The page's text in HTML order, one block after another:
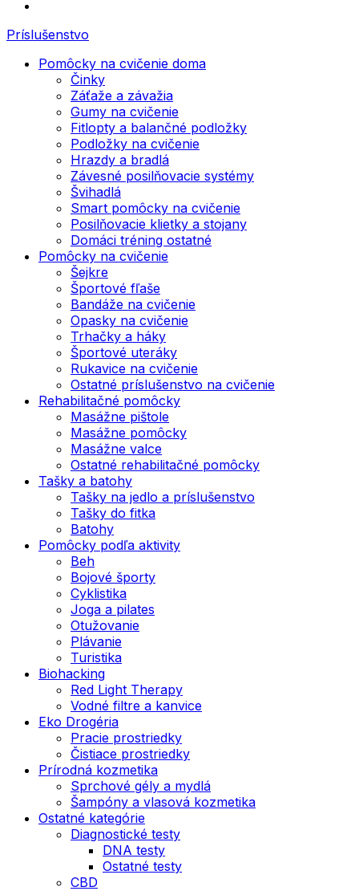
Príslušenstvo
Pomôcky na cvičenie doma
Činky
Záťaže a závažia
Gumy na cvičenie
Fitlopty a balančné podložky
Podložky na cvičenie
Hrazdy a bradlá
Závesné posilňovacie systémy
Švihadlá
Smart pomôcky na cvičenie
Posilňovacie klietky a stojany
Domáci tréning ostatné
Pomôcky na cvičenie
Šejkre
Športové fľaše
Bandáže na cvičenie
Opasky na cvičenie
Trhačky a háky
Športové uteráky
Rukavice na cvičenie
Ostatné príslušenstvo na cvičenie
Rehabilitačné pomôcky
Masážne pištole
Masážne pomôcky
Masážne valce
Ostatné rehabilitačné pomôcky
Tašky a batohy
Tašky na jedlo a príslušenstvo
Tašky do fitka
Batohy
Pomôcky podľa aktivity
Beh
Bojové športy
Cyklistika
Joga a pilates
Otužovanie
Plávanie
Turistika
Biohacking
Red Light Therapy
Vodné filtre a kanvice
Eko Drogéria
Pracie prostriedky
Čistiace prostriedky
Prírodná kozmetika
Sprchové gély a mydlá
Šampóny a vlasová kozmetika
Ostatné kategórie
Diagnostické testy
DNA testy
Ostatné testy
CBD